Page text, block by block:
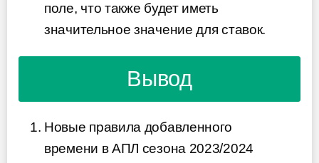
поле, что также будет иметь
значительное значение для ставок.
Вывод
Новые правила добавленного
времени в АПЛ сезона 2023/2024